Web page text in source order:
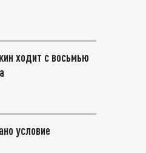
ходит с восьмью
условие